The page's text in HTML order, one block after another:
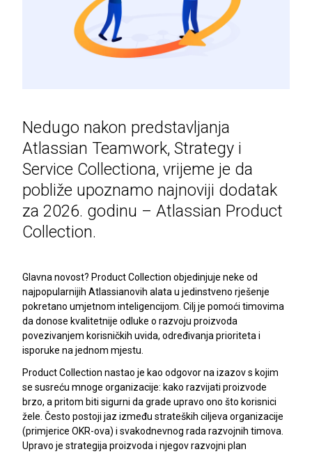
Nedugo nakon predstavljanja
Atlassian Teamwork, Strategy i
Service Collectiona, vrijeme je da
pobliže upoznamo najnoviji dodatak
za 2026. godinu – Atlassian Product
Collection.
Glavna novost? Product Collection objedinjuje neke od
najpopularnijih Atlassianovih alata u jedinstveno rješenje
pokretano umjetnom inteligencijom. Cilj je pomoći timovima
da donose kvalitetnije odluke o razvoju proizvoda
povezivanjem korisničkih uvida, određivanja prioriteta i
isporuke na jednom mjestu.
Product Collection nastao je kao odgovor na izazov s kojim
se susreću mnoge organizacije: kako razvijati proizvode
brzo, a pritom biti sigurni da grade upravo ono što korisnici
žele. Često postoji jaz između strateških ciljeva organizacije
(primjerice OKR-ova) i svakodnevnog rada razvojnih timova.
Upravo je strategija proizvoda i njegov razvojni plan